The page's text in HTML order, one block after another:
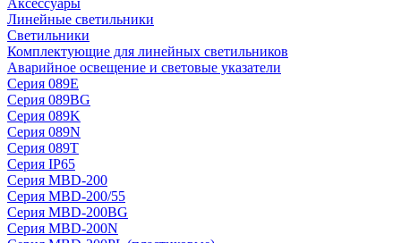
Аксессуары
Линейные светильники
Светильники
Комплектующие для линейных светильников
Аварийное освещение и световые указатели
Серия 089E
Серия 089BG
Серия 089K
Серия 089N
Серия 089T
Серия IP65
Серия MBD-200
Серия MBD-200/55
Серия MBD-200BG
Серия MBD-200N